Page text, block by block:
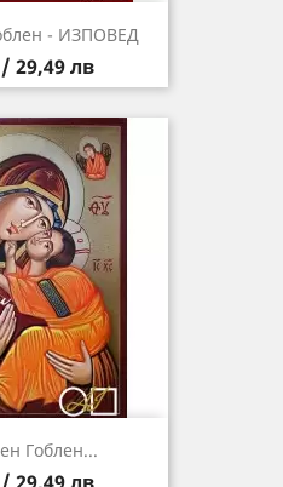
- ИЗПОВЕД
29,49 лв
Гоблен...